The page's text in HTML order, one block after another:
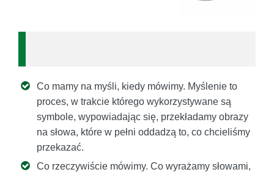
Co mamy na myśli, kiedy mówimy. Myślenie to
proces, w trakcie którego wykorzystywane są
symbole, wypowiadając się, przekładamy obrazy
na słowa, które w pełni oddadzą to, co chcieliśmy
przekazać.
Co rzeczywiście mówimy. Co wyrażamy słowami,